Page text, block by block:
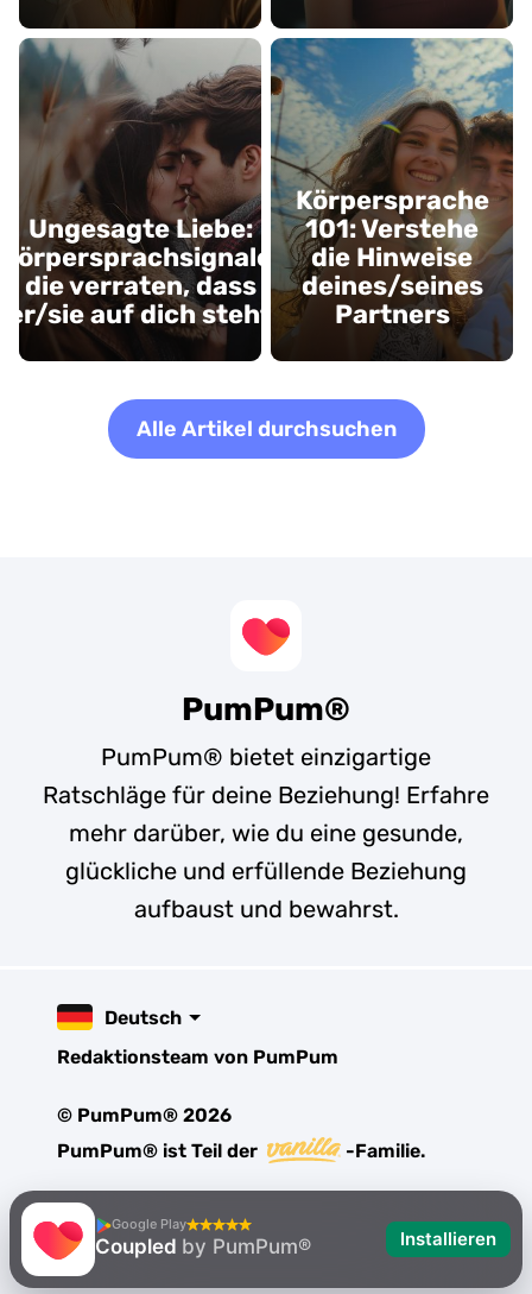
Ungesagte Liebe:
Körpersprachsignale,
die verraten, dass
er/sie auf dich steht
Körpersprache
101: Verstehe
die Hinweise
deines/seines
Partners
Alle Artikel durchsuchen
PumPum®
PumPum® bietet einzigartige
Ratschläge für deine Beziehung! Erfahre
mehr darüber, wie du eine gesunde,
glückliche und erfüllende Beziehung
aufbaust und bewahrst.
Deutsch
Redaktionsteam von PumPum
© PumPum® 2026
PumPum® ist Teil der
-Familie.
Google Play
Coupled by PumPum® Installieren